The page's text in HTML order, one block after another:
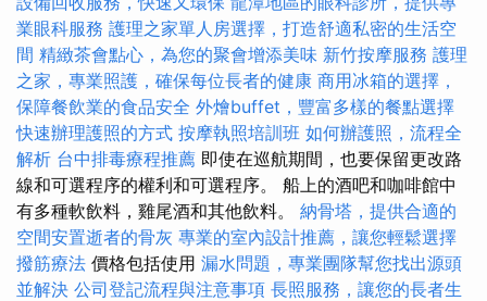
業眼科服務 護理之家單人房選擇，打造舒適私密的生活空
間 精緻茶會點心，為您的聚會增添美味 新竹按摩服務 護理
之家，專業照護，確保每位長者的健康 商用冰箱的選擇，
保障餐飲業的食品安全 外燴buffet，豐富多樣的餐點選擇
快速辦理護照的方式 按摩執照培訓班 如何辦護照，流程全
解析 台中排毒療程推薦 即使在巡航期間，也要保留更改路
線和可選程序的權利和可選程序。 船上的酒吧和咖啡館中
有多種軟飲料，雞尾酒和其他飲料。 納骨塔，提供合適的
空間安置逝者的骨灰 專業的室內設計推薦，讓您輕鬆選擇
撥筋療法 價格包括使用 漏水問題，專業團隊幫您找出源頭
並解決 公司登記流程與注意事項 長照服務，讓您的長者生